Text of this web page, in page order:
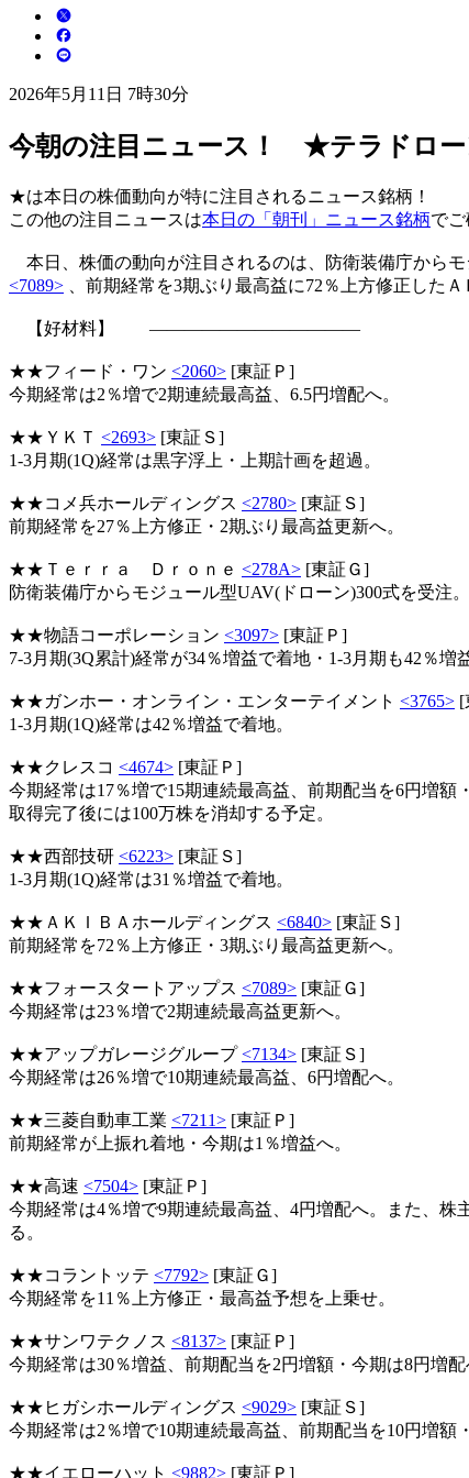
2026年5月11日 7時30分
今朝の注目ニュース！ ★テラドロー
★は本日の株価動向が特に注目されるニュース銘柄！
この他の注目ニュースは本日の「朝刊」ニュース銘柄でご
本日、株価の動向が注目されるのは、防衛装備庁から
<7089> 、前期経常を3期ぶり最高益に72％上方修正したＡ
【好材料】 ――――――――――――
★★フィード・ワン <2060> [東証Ｐ]
今期経常は2％増で2期連続最高益、6.5円増配へ。
★★ＹＫＴ <2693> [東証Ｓ]
1-3月期(1Q)経常は黒字浮上・上期計画を超過。
★★コメ兵ホールディングス <2780> [東証Ｓ]
前期経常を27％上方修正・2期ぶり最高益更新へ。
★★Ｔｅｒｒａ Ｄｒｏｎｅ <278A> [東証Ｇ]
防衛装備庁からモジュール型UAV(ドローン)300式を受注
★★物語コーポレーション <3097> [東証Ｐ]
7-3月期(3Q累計)経常が34％増益で着地・1-3月期も42％増益
★★ガンホー・オンライン・エンターテイメント <3765> [
1-3月期(1Q)経常は42％増益で着地。
★★クレスコ <4674> [東証Ｐ]
今期経常は17％増で15期連続最高益、前期配当を6円増額
取得完了後には100万株を消却する予定。
★★西部技研 <6223> [東証Ｓ]
1-3月期(1Q)経常は31％増益で着地。
★★ＡＫＩＢＡホールディングス <6840> [東証Ｓ]
前期経常を72％上方修正・3期ぶり最高益更新へ。
★★フォースタートアップス <7089> [東証Ｇ]
今期経常は23％増で2期連続最高益更新へ。
★★アップガレージグループ<7134> [東証Ｓ]
今期経常は26％増で10期連続最高益、6円増配へ。
★★三菱自動車工業 <7211> [東証Ｐ]
前期経常が上振れ着地・今期は1％増益へ。
★★高速 <7504> [東証Ｐ]
今期経常は4％増で9期連続最高益、4円増配へ。また、
る。
★★コラントッテ <7792> [東証Ｇ]
今期経常を11％上方修正・最高益予想を上乗せ。
★★サンワテクノス <8137> [東証Ｐ]
今期経常は30％増益、前期配当を2円増額・今期は8円増配
★★ヒガシホールディングス <9029> [東証Ｓ]
今期経常は2％増で10期連続最高益、前期配当を10円増額
★★イエローハット <9882> [東証Ｐ]